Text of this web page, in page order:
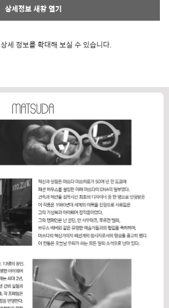
상세정보 새창 열기
상세 정보를 확대해 보실 수 있습니다.